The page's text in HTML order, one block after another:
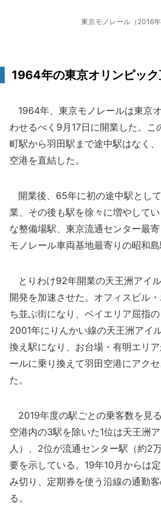
東京モノレール（2016年
1964年の東京オリンピッ
1964年、東京モノレールは東京
わせるべく9月17日に開業した。こ
町駅から羽田駅まで途中駅はなく
空港を直結した。
開業後、65年に初の途中駅とし
業、その後も駅を徐々に増やして
な整備場駅、東京流通センター最寄
モノレール車両基地最寄りの昭和島
とりわけ92年開業の天王洲アイ
開発を加速させた。オフィスビル
ち並ぶ街になり、ベイエリア屈指の
2001年にりんかい線の天王洲アイ
換え駅になり、お台場・有明エリ
ールに乗り換えて羽田空港にアク
た。
2019年度の駅ごとの乗客数を見
空港内の3駅を除いた1位は天王洲
人）、2位が流通センター駅（約2
要を示している。19年10月からは
み切り、定期券を使う沿線の通勤
る。